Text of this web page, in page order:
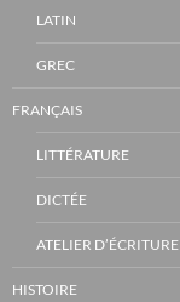
LATIN
GREC
FRANÇAIS
LITTÉRATURE
DICTÉE
ATELIER D’ÉCRITURE
HISTOIRE